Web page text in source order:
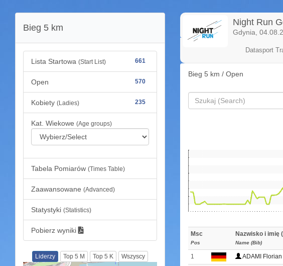
Bieg 5 km
Lista Startowa (Start List) 661
Open 570
Kobiety (Ladies) 235
Kat. Wiekowe (Age groups)
Tabela Pomiarów (Times Table)
Zaawansowane (Advanced)
Statystyki (Statistics)
Pobierz wyniki
Liderzy Top 5 M Top 5 K Wszyscy
Night Run
Gdynia,
Datasport
Bieg 5 km / Open
Msc
Pos
Nazwisko i imię
Name (Bib)
1 ADAMI Florian